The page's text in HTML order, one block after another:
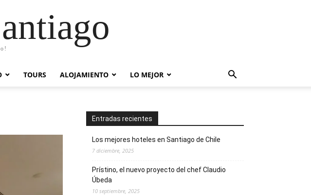
TOURS ALOJAMIENTO LO MEJOR
Entradas recientes
Los mejores hoteles en Santiago de Chile
7 diciembre, 2025
Prístino, el nuevo proyecto del chef Claudio
Úbeda
10 septiembre, 2025